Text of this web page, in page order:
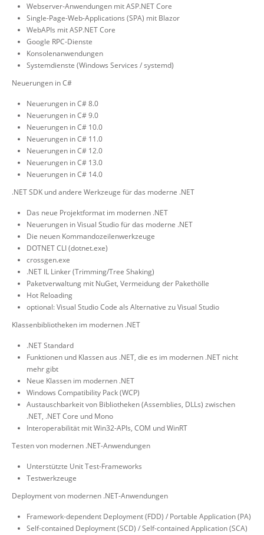
Webserver-Anwendungen mit ASP.NET Core
Single-Page-Web-Applications (SPA) mit Blazor
WebAPIs mit ASP.NET Core
Google RPC-Dienste
Konsolenanwendungen
Systemdienste (Windows Services / systemd)
Neuerungen in C#
Neuerungen in C# 8.0
Neuerungen in C# 9.0
Neuerungen in C# 10.0
Neuerungen in C# 11.0
Neuerungen in C# 12.0
Neuerungen in C# 13.0
Neuerungen in C# 14.0
.NET SDK und andere Werkzeuge für das moderne .NET
Das neue Projektformat im modernen .NET
Neuerungen in Visual Studio für das moderne .NET
Die neuen Kommandozeilenwerkzeuge
DOTNET CLI (dotnet.exe)
crossgen.exe
.NET IL Linker (Trimming/Tree Shaking)
Paketverwaltung mit NuGet, Vermeidung der Pakethölle
Hot Reloading
optional: Visual Studio Code als Alternative zu Visual Studio
Klassenbibliotheken im modernen .NET
.NET Standard
Funktionen und Klassen aus .NET, die es im modernen .NET nicht
mehr gibt
Neue Klassen im modernen .NET
Windows Compatibility Pack (WCP)
Austauschbarkeit von Bibliotheken (Assemblies, DLLs) zwischen
.NET, .NET Core und Mono
Interoperabilität mit Win32-APIs, COM und WinRT
Testen von modernen .NET-Anwendungen
Unterstützte Unit Test-Frameworks
Testwerkzeuge
Deployment von modernen .NET-Anwendungen
Framework-dependent Deployment (FDD) / Portable Application (PA)
Self-contained Deployment (SCD) / Self-contained Application (SCA)